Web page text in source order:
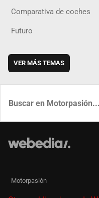
Comparativa de coches
Futuro
VER MÁS TEMAS
Motorpasión